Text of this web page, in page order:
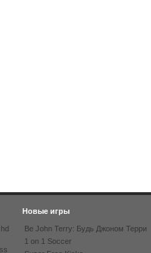
Новые игры
Be John Terry: Будь Джоном Терри
1 on 1 Soccer